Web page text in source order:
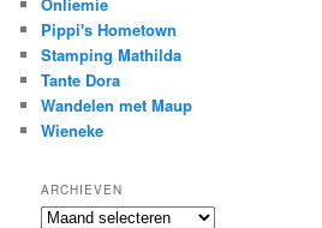
Pippi's Hometown
Stamping Mathilda
Tante Dora
Wandelen met Maup
Wieneke
ARCHIEVEN
Archieven